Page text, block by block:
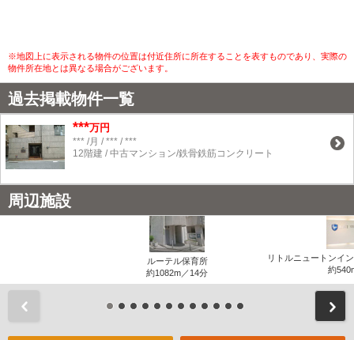
※地図上に表示される物件の位置は付近住所に所在することを表すものであり、実際の
物件所在地とは異なる場合がございます。
過去掲載物件一覧
***万円
*** /月 / *** / ***
12階建 / 中古マンション/鉄骨鉄筋コンクリート
周辺施設
ルーテル保育所
約1082m／14分
リトルニュートンイ
約